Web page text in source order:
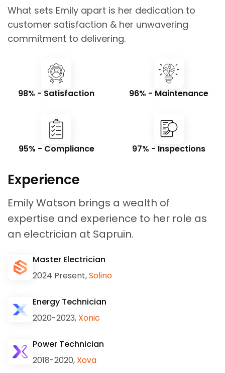
What sets Emily apart is her dedication to
customer satisfaction & her unwavering
commitment to delivering.
98% - Satisfaction 96% - Maintenance
95% - Compliance 97% - Inspections
Experience
Emily Watson brings a wealth of
expertise and experience to her role as
an electrician at Sapruin.
Master Electrician
2024 Present,Solino
Energy Technician
2020-2023, Xonic
Power Technician
2018-2020, Xova